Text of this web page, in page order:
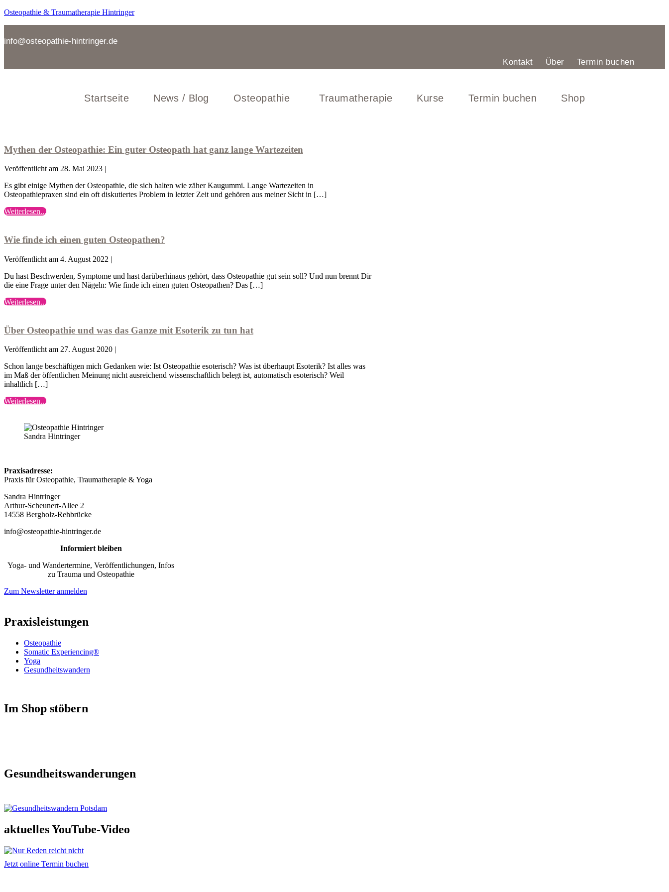
Zum
Osteopathie & Traumatherapie Hintringer
info@osteopathie-hintringer.de
Kontakt Über Termin buchen
Startseite News / Blog Osteopathie Traumatherapie Kurse Termin buchen Shop
Osteopathie:
Ein
guter
hat
ganz
Wartezeiten
Mythen der Osteopathie: Ein guter Osteopath hat ganz lange Wartezeiten
Veröffentlicht am 28. Mai 2023 |
Es gibt einige Mythen der Osteopathie, die sich halten wie zäher Kaugummi. Lange Wartezeiten in
Osteopathiepraxen sind ein oft diskutiertes Problem in letzter Zeit und gehören aus meiner Sicht in […]
Weiterlesen...Mythen
Ein
guter
Osteopath
hat
ganz
lange
ich
einen
guten
Osteopathen?
Wie finde ich einen guten Osteopathen?
Veröffentlicht am 4. August 2022 |
Du hast Beschwerden, Symptome und hast darüberhinaus gehört, dass Osteopathie gut sein soll? Und nun brennt Dir
die eine Frage unter den Nägeln: Wie finde ich einen guten Osteopathen? Das […]
Weiterlesen...Wie
einen
guten
Osteopathen?
und
was
das
mit
Esoterik
zu
hat
Über Osteopathie und was das Ganze mit Esoterik zu tun hat
Veröffentlicht am 27. August 2020 |
Schon lange beschäftigen mich Gedanken wie: Ist Osteopathie esoterisch? Was ist überhaupt Esoterik? Ist alles was
im Maß der öffentlichen Meinung nicht ausreichend wissenschaftlich belegt ist, automatisch esoterisch? Weil
inhaltlich […]
Weiterlesen...Über
was
das
zu
tun
Sandra Hintringer
Praxisadresse:
Praxis für Osteopathie, Traumatherapie & Yoga
Sandra Hintringer
Arthur-Scheunert-Allee 2
14558 Bergholz-Rehbrücke
info@osteopathie-hintringer.de
Informiert bleiben
Yoga- und Wandertermine, Veröffentlichungen, Infos
zu Trauma und Osteopathie
Zum Newsletter anmelden
Praxisleistungen
Osteopathie
Somatic Experiencing®
Yoga
Gesundheitswandern
Im Shop stöbern
Gesundheitswanderungen
aktuelles YouTube-Video
Jetzt online Termin buchen